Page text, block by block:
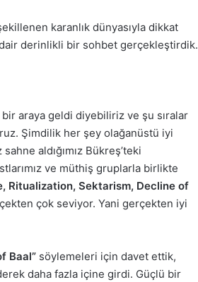
karanlık dünyasıyla dikkat
derinlikli bir sohbet gerçekleştirdik.
araya geldi diyebiliriz ve şu sıralar
Şimdilik her şey olağanüstü iyi
aldığımız Bükreş’teki
ve müthiş gruplarla birlikte
Ritualization, Sektarism, Decline of
çok seviyor. Yani gerçekten iyi
Baal” söylemeleri için davet ettik,
daha fazla içine girdi. Güçlü bir